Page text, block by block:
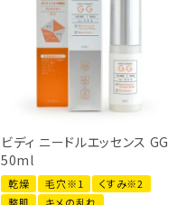
ビディ ニードルエッセンス GG
50ml
乾燥 毛穴※1
くすみ※2
整肌
キメの乱れ